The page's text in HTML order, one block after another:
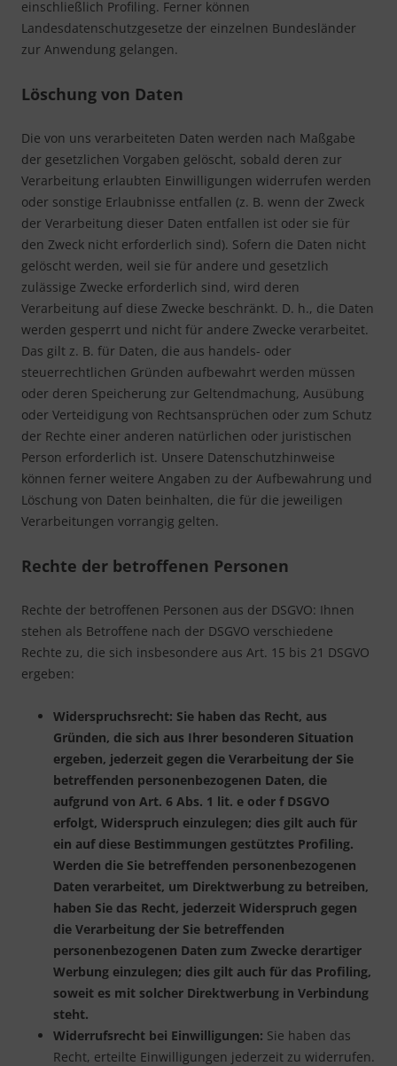
einschließlich Profiling. Ferner können
Landesdatenschutzgesetze der einzelnen Bundesländer
zur Anwendung gelangen.
Löschung von Daten
Die von uns verarbeiteten Daten werden nach Maßgabe
der gesetzlichen Vorgaben gelöscht, sobald deren zur
Verarbeitung erlaubten Einwilligungen widerrufen werden
oder sonstige Erlaubnisse entfallen (z. B. wenn der Zweck
der Verarbeitung dieser Daten entfallen ist oder sie für
den Zweck nicht erforderlich sind). Sofern die Daten nicht
gelöscht werden, weil sie für andere und gesetzlich
zulässige Zwecke erforderlich sind, wird deren
Verarbeitung auf diese Zwecke beschränkt. D. h., die Daten
werden gesperrt und nicht für andere Zwecke verarbeitet.
Das gilt z. B. für Daten, die aus handels- oder
steuerrechtlichen Gründen aufbewahrt werden müssen
oder deren Speicherung zur Geltendmachung, Ausübung
oder Verteidigung von Rechtsansprüchen oder zum Schutz
der Rechte einer anderen natürlichen oder juristischen
Person erforderlich ist. Unsere Datenschutzhinweise
können ferner weitere Angaben zu der Aufbewahrung und
Löschung von Daten beinhalten, die für die jeweiligen
Verarbeitungen vorrangig gelten.
Rechte der betroffenen Personen
Rechte der betroffenen Personen aus der DSGVO: Ihnen
stehen als Betroffene nach der DSGVO verschiedene
Rechte zu, die sich insbesondere aus Art. 15 bis 21 DSGVO
ergeben:
Widerspruchsrecht: Sie haben das Recht, aus
Gründen, die sich aus Ihrer besonderen Situation
ergeben, jederzeit gegen die Verarbeitung der Sie
betreffenden personenbezogenen Daten, die
aufgrund von Art. 6 Abs. 1 lit. e oder f DSGVO
erfolgt, Widerspruch einzulegen; dies gilt auch für
ein auf diese Bestimmungen gestütztes Profiling.
Werden die Sie betreffenden personenbezogenen
Daten verarbeitet, um Direktwerbung zu betreiben,
haben Sie das Recht, jederzeit Widerspruch gegen
die Verarbeitung der Sie betreffenden
personenbezogenen Daten zum Zwecke derartiger
Werbung einzulegen; dies gilt auch für das Profiling,
soweit es mit solcher Direktwerbung in Verbindung
steht.
Widerrufsrecht bei Einwilligungen: Sie haben das
Recht, erteilte Einwilligungen jederzeit zu widerrufen.